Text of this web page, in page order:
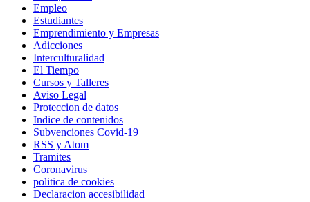
Empleo
Estudiantes
Emprendimiento y Empresas
Adicciones
Interculturalidad
El Tiempo
Cursos y Talleres
Aviso Legal
Proteccion de datos
Indice de contenidos
Subvenciones Covid-19
RSS y Atom
Tramites
Coronavirus
politica de cookies
Declaracion accesibilidad